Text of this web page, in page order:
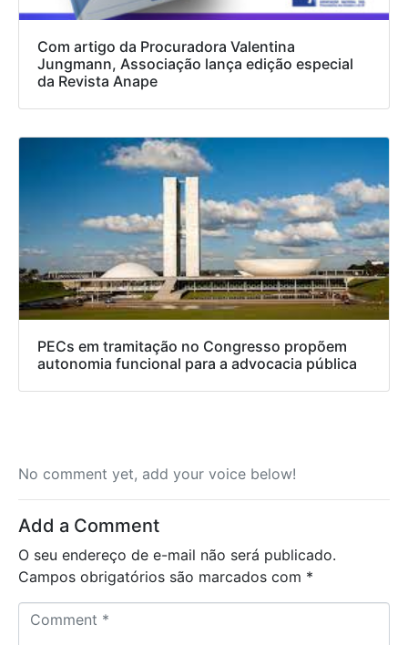
Com artigo da Procuradora Valentina
Jungmann, Associação lança edição especial
da Revista Anape
PECs em tramitação no Congresso propõem
autonomia funcional para a advocacia pública
No comment yet, add your voice below!
Add a Comment
O seu endereço de e-mail não será publicado.
Campos obrigatórios são marcados com *